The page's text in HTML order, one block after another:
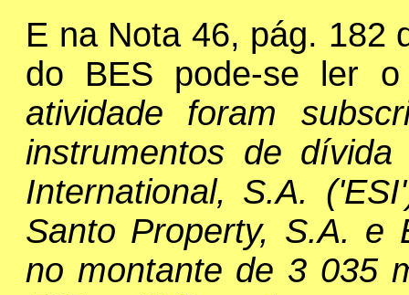
E na Nota 46, pág. 182
do BES pode-se ler
atividade foram
instrumentos de
International, S.A.
Santo Property, S.A. e
no montante de 3 035